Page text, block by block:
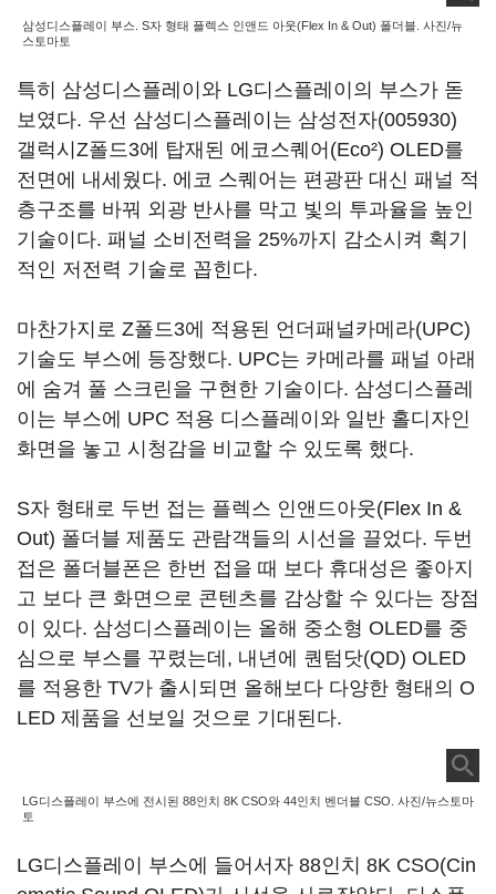
삼성디스플레이 부스. S자 형태 플렉스 인앤드 아웃(Flex In & Out) 폴더블. 사진/뉴
스토마토
특히 삼성디스플레이와 LG디스플레이의 부스가 돋
보였다. 우선 삼성디스플레이는 삼성전자(005930)
갤럭시Z폴드3에 탑재된 에코스퀘어(Eco²) OLED를
전면에 내세웠다. 에코 스퀘어는 편광판 대신 패널 적
층구조를 바꿔 외광 반사를 막고 빛의 투과율을 높인
기술이다. 패널 소비전력을 25%까지 감소시켜 획기
적인 저전력 기술로 꼽힌다.
마찬가지로 Z폴드3에 적용된 언더패널카메라(UPC)
기술도 부스에 등장했다. UPC는 카메라를 패널 아래
에 숨겨 풀 스크린을 구현한 기술이다. 삼성디스플레
이는 부스에 UPC 적용 디스플레이와 일반 홀디자인
화면을 놓고 시청감을 비교할 수 있도록 했다.
S자 형태로 두번 접는 플렉스 인앤드아웃(Flex In &
Out) 폴더블 제품도 관람객들의 시선을 끌었다. 두번
접은 폴더블폰은 한번 접을 때 보다 휴대성은 좋아지
고 보다 큰 화면으로 콘텐츠를 감상할 수 있다는 장점
이 있다. 삼성디스플레이는 올해 중소형 OLED를 중
심으로 부스를 꾸렸는데, 내년에 퀀텀닷(QD) OLED
를 적용한 TV가 출시되면 올해보다 다양한 형태의 O
LED 제품을 선보일 것으로 기대된다.
LG디스플레이 부스에 전시된 88인치 8K CSO와 44인치 벤더블 CSO. 사진/뉴스토마
토
LG디스플레이 부스에 들어서자 88인치 8K CSO(Cin